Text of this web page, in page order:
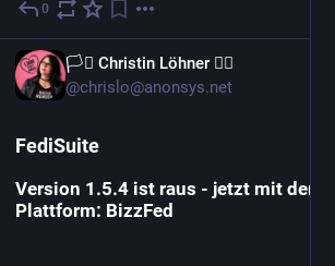
0
🏳️‍⚧️ Christin Löhner 🏳️‍🌈
@chrislo@anonsys.net
FediSuite
Version 1.5.4 ist raus - jetzt mit der
Plattform: BizzFed